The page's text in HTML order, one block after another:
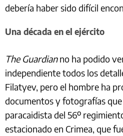
debería haber sido difícil
Una década en el ejército
The Guardianno ha podido
independiente todos los
Filatyev, pero el hombre ha
documentos y fotografías
paracaidista del 56º
estacionado en Crimea, que